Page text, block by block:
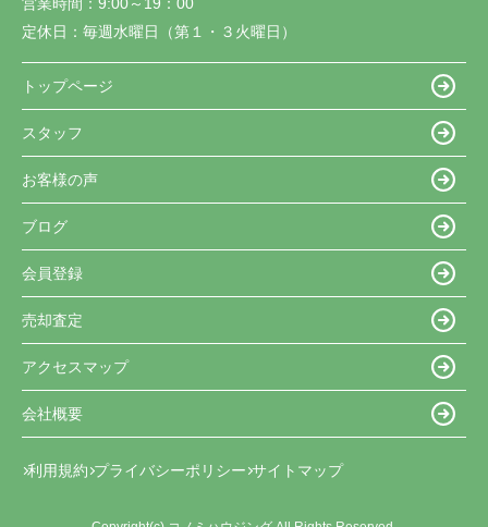
営業時間： 9:00～19：00
定休日： 毎週水曜日（第１・３火曜日）
トップページ
スタッフ
お客様の声
ブログ
会員登録
売却査定
アクセスマップ
会社概要
利用規約 プライバシーポリシー サイトマップ